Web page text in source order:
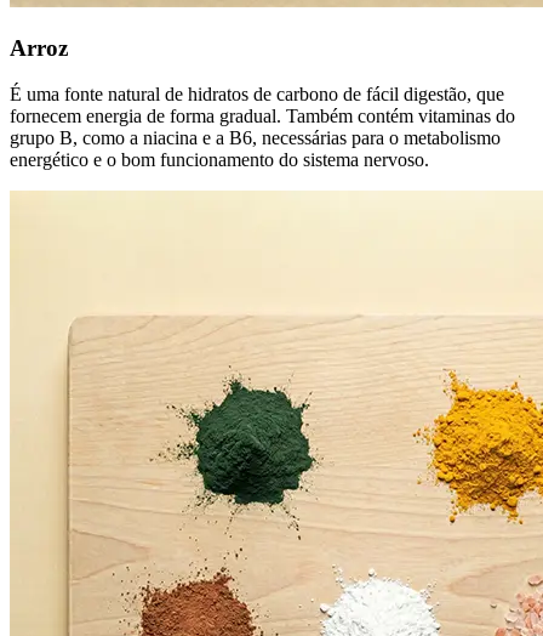
Arroz
É uma fonte natural de hidratos de carbono de fácil digestão, que
fornecem energia de forma gradual. Também contém vitaminas do
grupo B, como a niacina e a B6, necessárias para o metabolismo
energético e o bom funcionamento do sistema nervoso.